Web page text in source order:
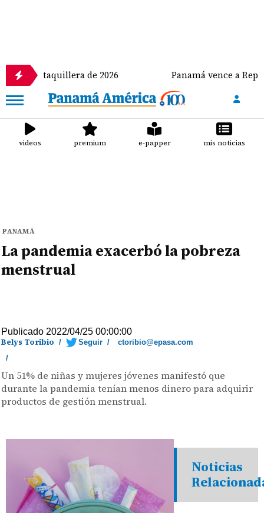
taquillera de 2026 Panamá vence a República
videos premium e-papper mis noticias
PANAMÁ
La pandemia exacerbó la pobreza
menstrual
Publicado 2022/04/25 00:00:00
Belys Toribio / Seguir /
ctoribio@epasa.com
/
Un 51% de niñas y mujeres jóvenes manifestó que
durante la pandemia tenían menos dinero para adquirir
productos de gestión menstrual.
Noticias